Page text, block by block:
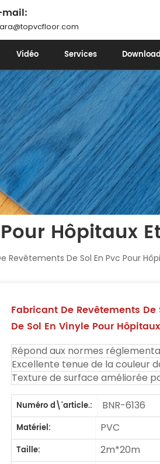
mail:
Vidéo Services
Hôpitaux
Revêtements De Sol En Pvc Pour
Fabricant De Revêtements
De Sol En Vinyle Pour Hôpitaux
Répond aux normes
Excellente tenue de la couleur
Texture de surface améliorée
Numéro d\'article.: BNR-6136
Matériel: PVC
Taille: 2m*20m